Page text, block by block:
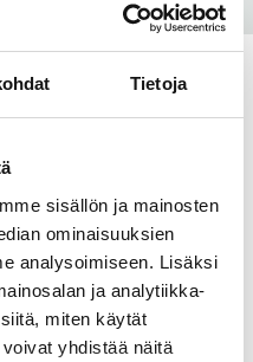
Tietoja
sisällön ja mainosten
ominaisuuksien
analysoimiseen. Lisäksi
ja analytiikka-
miten käytät
yhdistää näitä
antaa
yhteyttä.
Kerro meille
oikean ratkaisun.